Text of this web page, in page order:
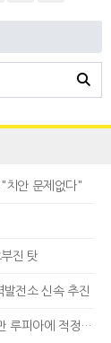
치안 문제없다"
진 탓
전소 신속 추진
에 적정성 제기